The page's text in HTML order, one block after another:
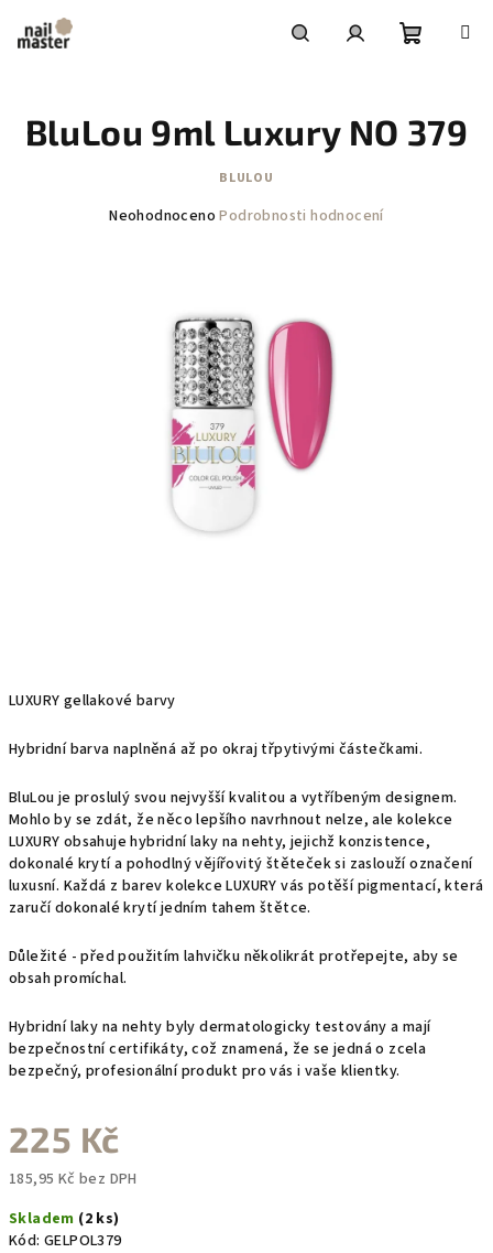
obsah
košík
LUXURY gellakové barvy
Hybridní barva naplněná až po okraj třpytivými částečkami.
BluLou je proslulý svou nejvyšší kvalitou a vytříbeným designem.
Mohlo by se zdát, že něco lepšího navrhnout nelze, ale kolekce
LUXURY obsahuje hybridní laky na nehty, jejichž konzistence,
dokonalé krytí a pohodlný vějířovitý štěteček si zaslouží označení
luxusní. Každá z barev kolekce LUXURY vás potěší pigmentací, která
zaručí dokonalé krytí jedním tahem štětce.
Důležité - před použitím lahvičku několikrát protřepejte, aby se
obsah promíchal.
Hybridní laky na nehty byly dermatologicky testovány a mají
bezpečnostní certifikáty, což znamená, že se jedná o zcela
bezpečný, profesionální produkt pro vás i vaše klientky.
225 Kč
185,95 Kč bez DPH
cena:
Skladem (2 ks)
Kód: GELPOL379
BluLou 9ml Luxury NO 379
BLULOU
Průměrné
hvězdiček.
Neohodnoceno Podrobnosti hodnocení